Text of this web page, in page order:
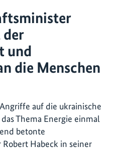
der
und
die Menschen
auf die ukrainische
Thema Energie einmal
betonte
Habeck in seiner